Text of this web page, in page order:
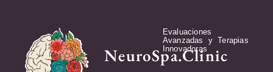
NeuroSpa.Clinic
Evaluaciones
Avanzadas y Terapias
Innovadoras